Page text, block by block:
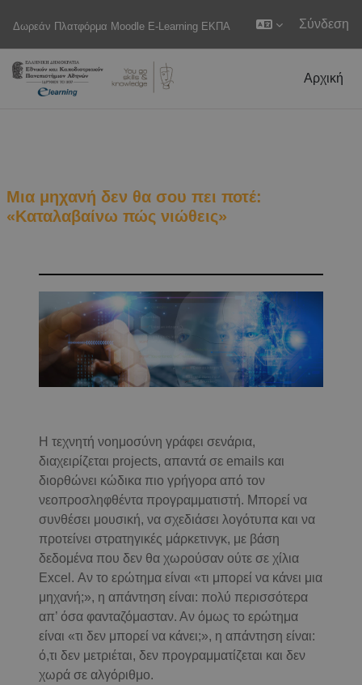
Δωρεάν Πλατφόρμα Moodle E-Learning ΕΚΠΑ Σύνδεση
Αρχική
Μια μηχανή δεν θα σου πει ποτέ:
«Καταλαβαίνω πώς νιώθεις»
Η τεχνητή νοημοσύνη γράφει σενάρια,
διαχειρίζεται projects, απαντά σε emails και
διορθώνει κώδικα πιο γρήγορα από τον
νεοπροσληφθέντα προγραμματιστή. Μπορεί να
συνθέσει μουσική, να σχεδιάσει λογότυπα και να
προτείνει στρατηγικές μάρκετινγκ, με βάση
δεδομένα που δεν θα χωρούσαν ούτε σε χίλια
Excel. Αν το ερώτημα είναι «τι μπορεί να κάνει μια
μηχανή;», η απάντηση είναι: πολύ περισσότερα
απ’ όσα φανταζόμασταν. Αν όμως το ερώτημα
είναι «τι δεν μπορεί να κάνει;», η απάντηση είναι:
ό,τι δεν μετριέται, δεν προγραμματίζεται και δεν
χωρά σε αλγόριθμο.